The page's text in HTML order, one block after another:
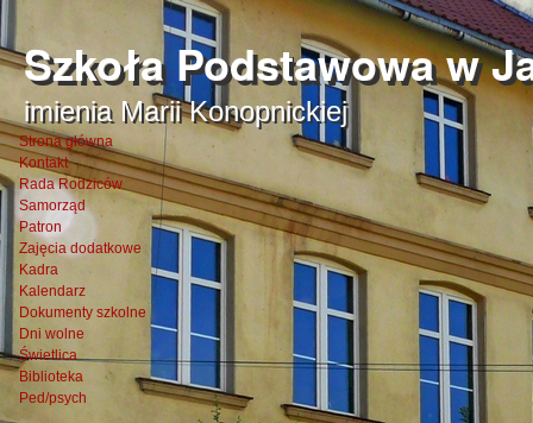
Szkoła Podstawowa w
imienia Marii Konopnickiej
Strona główna
Kontakt
Rada Rodziców
Samorząd
Patron
Zajęcia dodatkowe
Kadra
Kalendarz
Dokumenty szkolne
Dni wolne
Świetlica
Biblioteka
Ped/psych